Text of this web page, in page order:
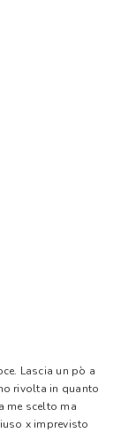
Lascia un pò a
rivolta in quanto
me scelto ma
x imprevisto